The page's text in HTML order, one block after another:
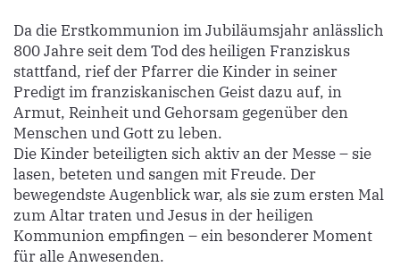
Da die Erstkommunion im Jubiläumsjahr anlässlich
800 Jahre seit dem Tod des heiligen Franziskus
stattfand, rief der Pfarrer die Kinder in seiner
Predigt im franziskanischen Geist dazu auf, in
Armut, Reinheit und Gehorsam gegenüber den
Menschen und Gott zu leben.
Die Kinder beteiligten sich aktiv an der Messe – sie
lasen, beteten und sangen mit Freude. Der
bewegendste Augenblick war, als sie zum ersten Mal
zum Altar traten und Jesus in der heiligen
Kommunion empfingen – ein besonderer Moment
für alle Anwesenden.